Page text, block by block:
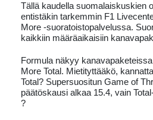
Tällä kaudella suomalaiskuskien
entistäkin tarkemmin F1
More -suoratoistopalvelussa.
kaikkiin määräaikaisiin
Formula näkyy
More Total. Mietityttääkö,
Total? Supersuositun Game of
päätöskausi alkaa 15.4, vain
?